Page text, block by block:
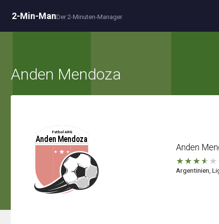
2-Min-ManDer 2-Minuten-Manager
Anden Mendoza
Anden
★★★★ ★
Argentinien,